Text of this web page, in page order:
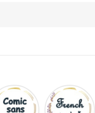
Comic
sans
ms